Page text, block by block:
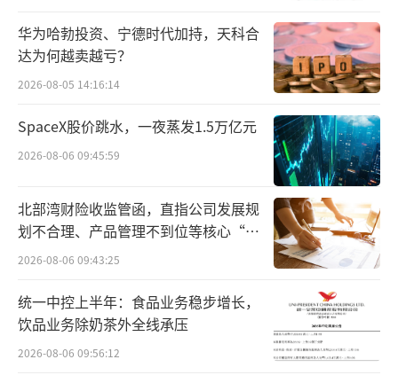
2012年5月，Blueglass首家门店在北京华
贸购物中心开业，产品主打高端，售价最低的2
9.9元，最高超过40元。这种价格几乎吊打新茶
饮界的奈雪的茶（02150.HK）、喜茶等高端品
牌。因此，Blueglass被一众网友称作酸奶界
的“爱马仕”。
成立之初，Blueglass主要集中在北京市
场，随着新茶饮赛道的持续火热，现制酸奶的
热度不断攀升。根据红餐产业研究院发布的
《现制酸奶品类发展报告2023》显示，从2019
年开始，酸奶相关的企业注册量迅速攀升，在
此背景下，包括Blueglass在内的现制酸奶品牌
华为哈勃投资、宁德时代加持，天科合
达为何越卖越亏？
2026-08-05 14:16:14
SpaceX股价跳水，一夜蒸发1.5万亿元
2026-08-06 09:45:59
北部湾财险收监管函，直指公司发展规
划不合理、产品管理不到位等核心“痛
点”
2026-08-06 09:43:25
统一中控上半年：食品业务稳步增长，
饮品业务除奶茶外全线承压
2026-08-06 09:56:12